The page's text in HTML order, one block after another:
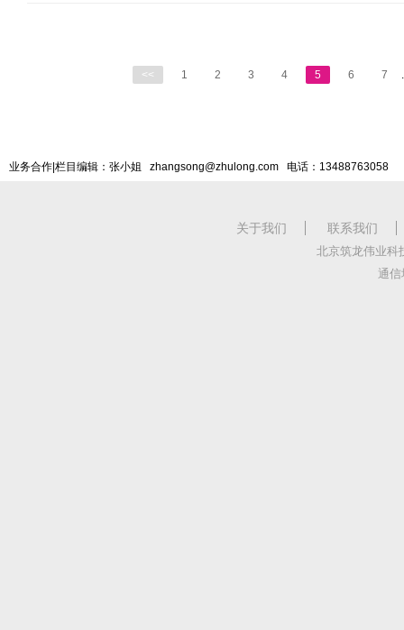
<< 1 2 3 4 5 6 7
业务合作|栏目编辑：张小姐 zhangsong@zhulong.com 电话：13488763058
关于我们 联系我们
北京筑龙伟业科
通